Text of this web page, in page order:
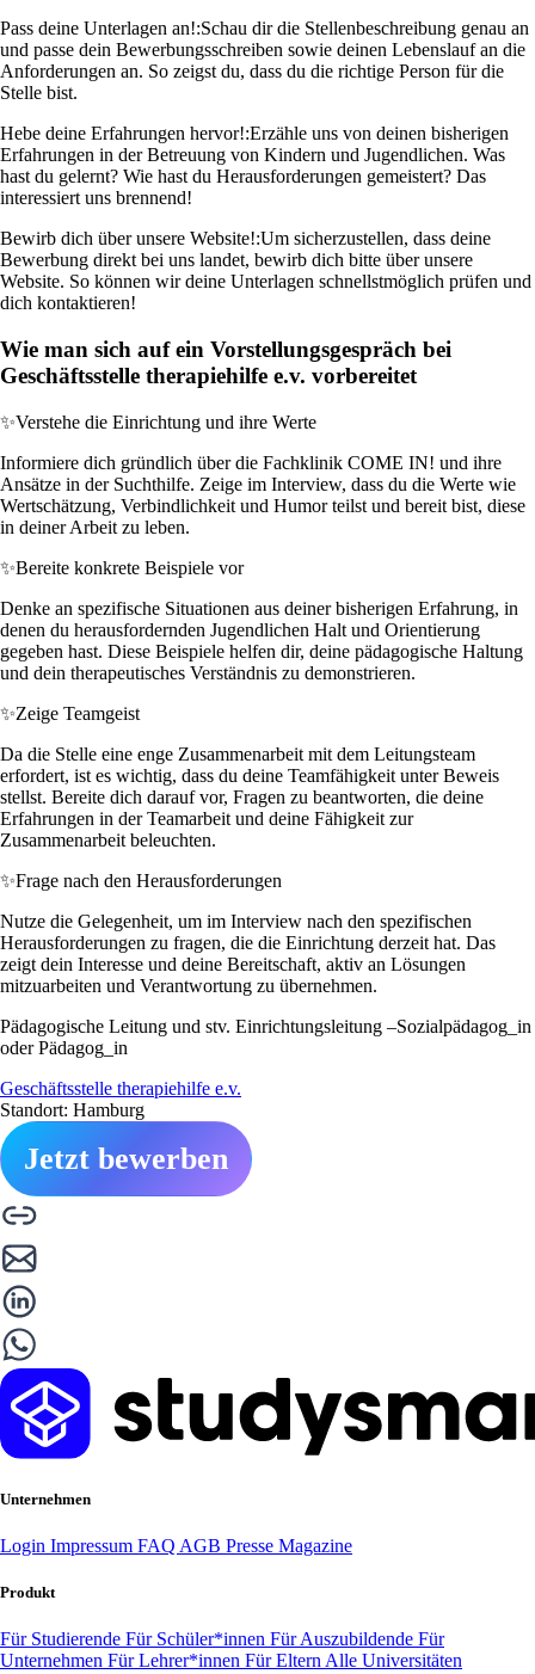
Pass deine Unterlagen an!:Schau dir die Stellenbeschreibung genau an
und passe dein Bewerbungsschreiben sowie deinen Lebenslauf an die
Anforderungen an. So zeigst du, dass du die richtige Person für die
Stelle bist.
Hebe deine Erfahrungen hervor!:Erzähle uns von deinen bisherigen
Erfahrungen in der Betreuung von Kindern und Jugendlichen. Was
hast du gelernt? Wie hast du Herausforderungen gemeistert? Das
interessiert uns brennend!
Bewirb dich über unsere Website!:Um sicherzustellen, dass deine
Bewerbung direkt bei uns landet, bewirb dich bitte über unsere
Website. So können wir deine Unterlagen schnellstmöglich prüfen und
dich kontaktieren!
Wie man sich auf ein Vorstellungsgespräch bei
Geschäftsstelle therapiehilfe e.v. vorbereitet
✨Verstehe die Einrichtung und ihre Werte
Informiere dich gründlich über die Fachklinik COME IN! und ihre
Ansätze in der Suchthilfe. Zeige im Interview, dass du die Werte wie
Wertschätzung, Verbindlichkeit und Humor teilst und bereit bist, diese
in deiner Arbeit zu leben.
✨Bereite konkrete Beispiele vor
Denke an spezifische Situationen aus deiner bisherigen Erfahrung, in
denen du herausfordernden Jugendlichen Halt und Orientierung
gegeben hast. Diese Beispiele helfen dir, deine pädagogische Haltung
und dein therapeutisches Verständnis zu demonstrieren.
✨Zeige Teamgeist
Da die Stelle eine enge Zusammenarbeit mit dem Leitungsteam
erfordert, ist es wichtig, dass du deine Teamfähigkeit unter Beweis
stellst. Bereite dich darauf vor, Fragen zu beantworten, die deine
Erfahrungen in der Teamarbeit und deine Fähigkeit zur
Zusammenarbeit beleuchten.
✨Frage nach den Herausforderungen
Nutze die Gelegenheit, um im Interview nach den spezifischen
Herausforderungen zu fragen, die die Einrichtung derzeit hat. Das
zeigt dein Interesse und deine Bereitschaft, aktiv an Lösungen
mitzuarbeiten und Verantwortung zu übernehmen.
Pädagogische Leitung und stv. Einrichtungsleitung –Sozialpädagog_in
oder Pädagog_in
Geschäftsstelle therapiehilfe e.v.
Standort: Hamburg
Jetzt bewerben
Unternehmen
Login Impressum FAQ AGB Presse Magazine
Produkt
Für Studierende Für Schüler*innen Für Auszubildende Für
Unternehmen Für Lehrer*innen Für Eltern Alle Universitäten